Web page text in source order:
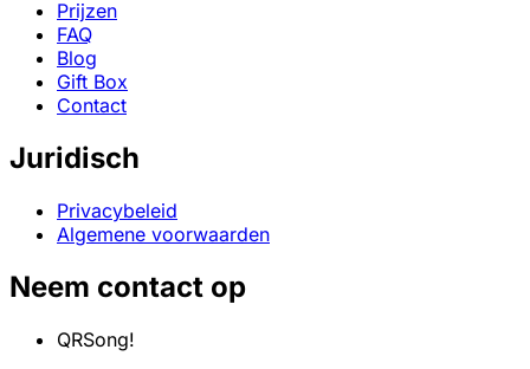
Prijzen
FAQ
Blog
Gift Box
Contact
Juridisch
Privacybeleid
Algemene voorwaarden
Neem contact op
QRSong!